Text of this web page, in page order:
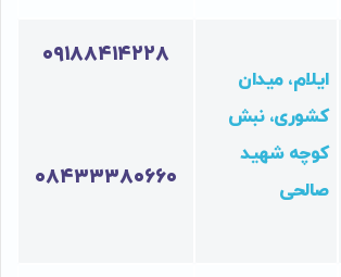
ایلام، میدان
کشوری، نبش
کوچه شهید
صالحی
۰۹۱۸۸۴۱۴۲۲۸
۰۸۴۳۳۳۸۰۶۶۰